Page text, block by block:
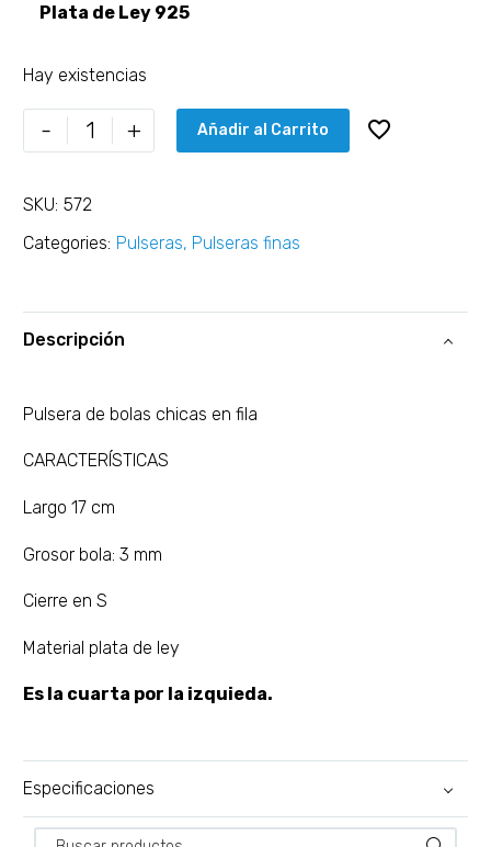
Plata de Ley 925
Hay existencias
- + Añadir al Carrito
SKU: 572
Categories: Pulseras, Pulseras finas
Descripción
Pulsera de bolas chicas en fila
CARACTERÍSTICAS
Largo 17 cm
Grosor bola: 3 mm
Cierre en S
Material plata de ley
Es la cuarta por la izquieda.
Especificaciones